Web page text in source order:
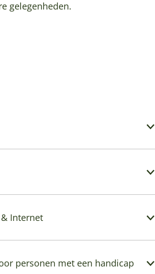
e
gelegenheden.
Internet
personen met een handicap